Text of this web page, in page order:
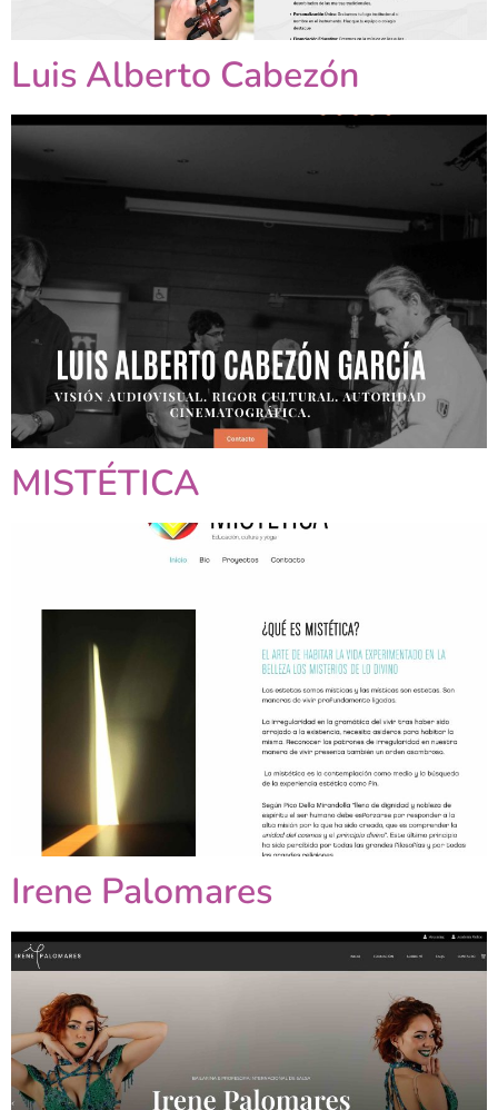
Luis Alberto Cabezón
MISTÉTICA
Irene Palomares